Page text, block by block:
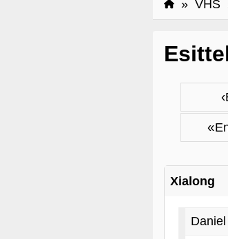
» VHS
‹
«
Xialong